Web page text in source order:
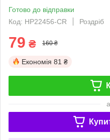
Готово до відправки
Код: HP22456-CR
Роздріб
79 ₴ 160 ₴
Економія 81 ₴